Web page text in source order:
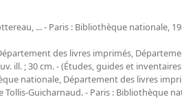
... - Paris : Bibliothèque nationale,
des livres imprimés,
ill. ; 30 cm. - (Études, guides et inventaires
nationale, Département des livres
Guicharnaud. - Paris : Bibliothèque